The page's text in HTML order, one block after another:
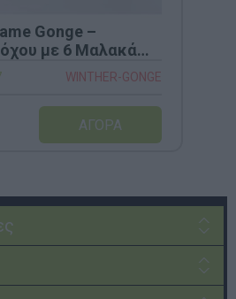
Gonge –
με 6 Μαλακά
2907)WINTHER-GONGE